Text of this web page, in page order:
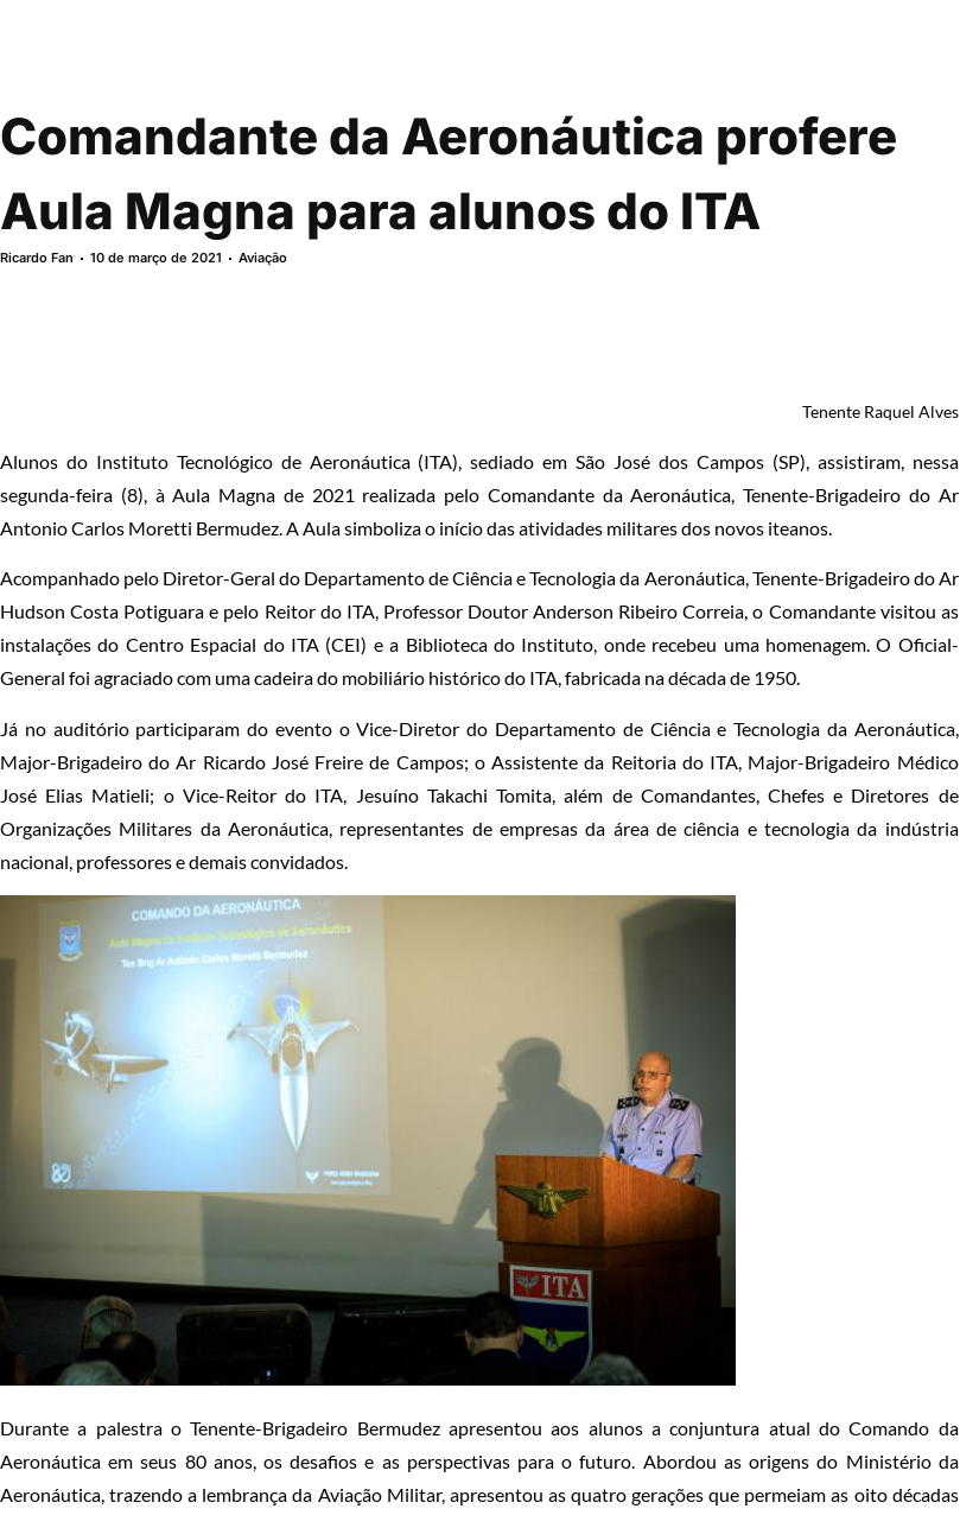
Comandante da Aeronáutica profere
Aula Magna para alunos do ITA
Ricardo Fan 10 de março de 2021 Aviação
Tenente Raquel Alves
Alunos do Instituto Tecnológico de Aeronáutica (ITA), sediado em São José dos Campos (SP), assistiram, nessa
segunda-feira (8), à Aula Magna de 2021 realizada pelo Comandante da Aeronáutica, Tenente-Brigadeiro do Ar
Antonio Carlos Moretti Bermudez. A Aula simboliza o início das atividades militares dos novos iteanos.
Acompanhado pelo Diretor-Geral do Departamento de Ciência e Tecnologia da Aeronáutica, Tenente-Brigadeiro do Ar
Hudson Costa Potiguara e pelo Reitor do ITA, Professor Doutor Anderson Ribeiro Correia, o Comandante visitou as
instalações do Centro Espacial do ITA (CEI) e a Biblioteca do Instituto, onde recebeu uma homenagem. O Oficial-
General foi agraciado com uma cadeira do mobiliário histórico do ITA, fabricada na década de 1950.
Já no auditório participaram do evento o Vice-Diretor do Departamento de Ciência e Tecnologia da Aeronáutica,
Major-Brigadeiro do Ar Ricardo José Freire de Campos; o Assistente da Reitoria do ITA, Major-Brigadeiro Médico
José Elias Matieli; o Vice-Reitor do ITA, Jesuíno Takachi Tomita, além de Comandantes, Chefes e Diretores de
Organizações Militares da Aeronáutica, representantes de empresas da área de ciência e tecnologia da indústria
nacional, professores e demais convidados.
Durante a palestra o Tenente-Brigadeiro Bermudez apresentou aos alunos a conjuntura atual do Comando da
Aeronáutica em seus 80 anos, os desafios e as perspectivas para o futuro. Abordou as origens do Ministério da
Aeronáutica, trazendo a lembrança da Aviação Militar, apresentou as quatro gerações que permeiam as oito décadas